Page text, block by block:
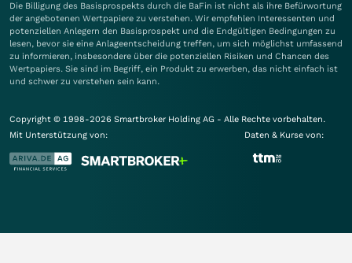
Die Billigung des Basisprospekts durch die BaFin ist nicht als ihre Befürwortung
der angebotenen Wertpapiere zu verstehen. Wir empfehlen Interessenten und
potenziellen Anlegern den Basisprospekt und die Endgültigen Bedingungen zu
lesen, bevor sie eine Anlageentscheidung treffen, um sich möglichst umfassend
zu informieren, insbesondere über die potenziellen Risiken und Chancen des
Wertpapiers. Sie sind im Begriff, ein Produkt zu erwerben, das nicht einfach ist
und schwer zu verstehen sein kann.
Copyright © 1998-2026 Smartbroker Holding AG - Alle Rechte vorbehalten.
Mit Unterstützung von:
Daten & Kurse von: